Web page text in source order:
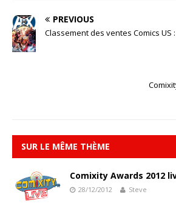
PREVIOUS
Classement des ventes Comics US
SUR LE MÊME THÈME
Comixity Awards 2012
28/12/2012 Steve